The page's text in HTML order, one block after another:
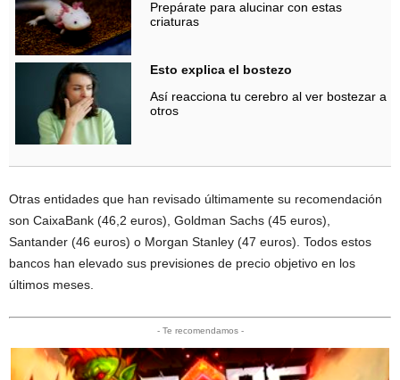
Prepárate para alucinar con estas
criaturas
Esto explica el bostezo
Así reacciona tu cerebro al ver bostezar a
otros
Otras entidades que han revisado últimamente su recomendación
son CaixaBank (46,2 euros), Goldman Sachs (45 euros),
Santander (46 euros) o Morgan Stanley (47 euros). Todos estos
bancos han elevado sus previsiones de precio objetivo en los
últimos meses.
- Te recomendamos -